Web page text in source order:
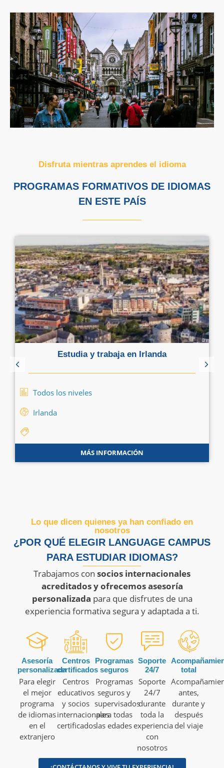
Disfruta mientras aprendes el idioma
PROGRAMAS FORMATIVOS DE IDIOMAS
EN ESTE PAÍS
Estudia y trabaja en Irlanda
Todos los niveles
Irlanda
MÁS INFORMACIÓN
Lo que dicen quienes ya han confiado en
nosotros
¿POR QUÉ ELEGIR LANGUAGE CAMPUS
PARA ESTUDIAR IDIOMAS?
Trabajamos con socios internacionales
acreditados y ofrecemos asesoría
personalizada para que disfrutes de una
experiencia formativa segura y adaptada a ti.
Asesoría
personalizada
Para elegir
el mejor
programa
de idiomas
en el
extranjero
Centros
certificados
Centros
educativos
y socios
internacionales
certificados
Programas
seguros
Programas
seguros y
supervisados
para todas
las edades
Soporte
24/7
Soporte
24/7
durante
toda la
experiencia
con
nosotros
total
antes,
durante y
después
del viaje